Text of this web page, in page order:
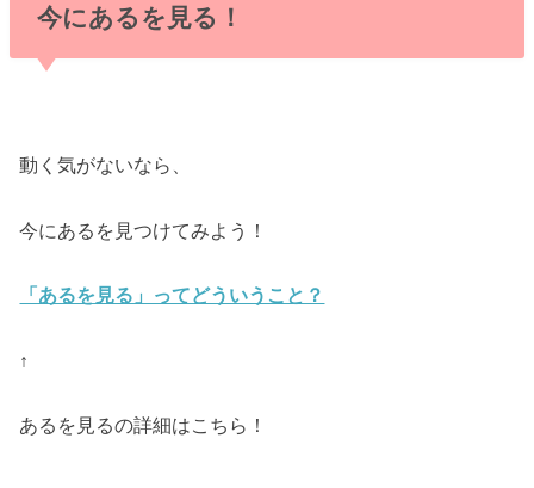
今にあるを見る！
動く気がないなら、
今にあるを見つけてみよう！
「あるを見る」ってどういうこと？
↑
あるを見るの詳細はこちら！